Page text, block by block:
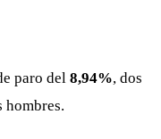
paro del 8,94%, dos
hombres.